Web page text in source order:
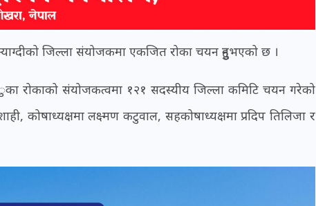
जिल्ला संयोजकमा एकजित रोका चयन हुनुभएको छ ।
रोकाको संयोजकत्वमा १२१ सदस्यीय जिल्ला कमिटि चयन गरेको
कोषाध्यक्षमा लक्ष्मण कटुवाल, सहकोषाध्यक्षमा प्रदिप तिलिजा र